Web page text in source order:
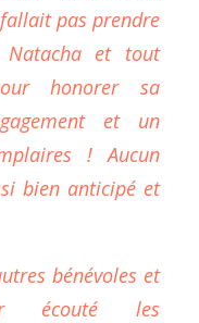
pas prendre
et tout
honorer sa
et un
! Aucun
bien anticipé et
bénévoles et
écouté les